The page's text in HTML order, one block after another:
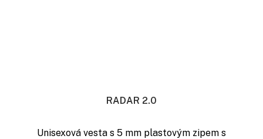
RADAR 2.0
Unisexová vesta s 5 mm plastovým zipem s